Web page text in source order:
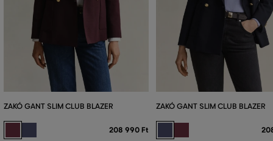
ZAKÓ GANT SLIM CLUB BLAZER
208 990 Ft
ZAKÓ GANT SLIM CLUB BLAZER